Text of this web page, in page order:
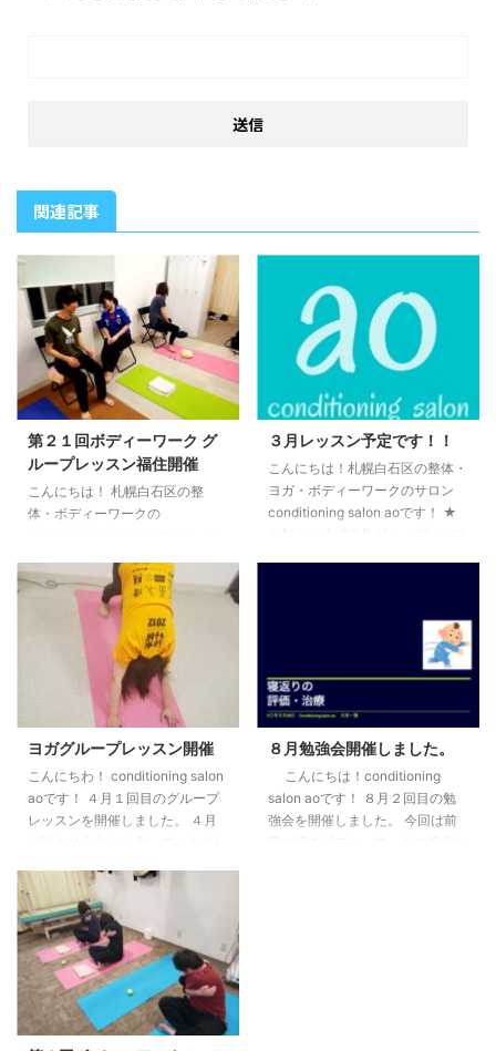
関連記事
第２１回ボディーワーク グ
ループレッスン福住開催
こんにちは！ 札幌白石区の整
体・ボディーワークの
開催しました！ 今回のテーマは
椅子です。デスクワークで首や腰
が痛くなっている人にオススメの
動きを椅子の上で行っていきまし
た。 次回開催はR2年９月17日で
す。 ぜひご参加ください。 予約
はこちらから
３月レッスン予定です！！
こんにちは！札幌白石区の整体・
ヨガ・ボディーワークのサロン
conditioning salon aoです！ ★
プレッスン（福住） 9 日 （火）
19時15分〜20時15分（担当：大
本） 23日（火）19時15分〜20時
15分（担当：松澤もなみ） 30日
（火）19時15分〜20時15分（担
ループレッスン（福住） 4日
（木）19時15分〜20時15 ...
ヨガグループレッスン開催
こんにちわ！ conditioning salon
aoです！ ４月１回目のグループ
レッスンを開催しました。 ４月
す。 ご参加お待ちしています。
大本一徳
８月勉強会開催しました。
こんにちは！conditioning
salon aoです！ ８月２回目の勉
強会を開催しました。 今回は前